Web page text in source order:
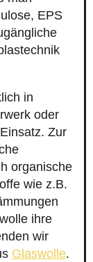
EPS
in
oder
Zur
organische
wie z.B.
ihre
wir
Glaswolle.